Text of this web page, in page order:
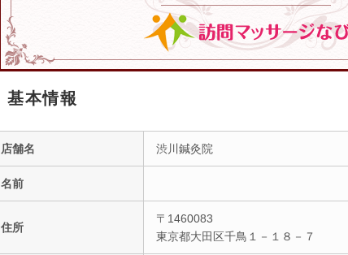
基本情報
店舗名 渋川鍼灸院
名前
住所
〒1460083
東京都大田区千鳥１－１８－７